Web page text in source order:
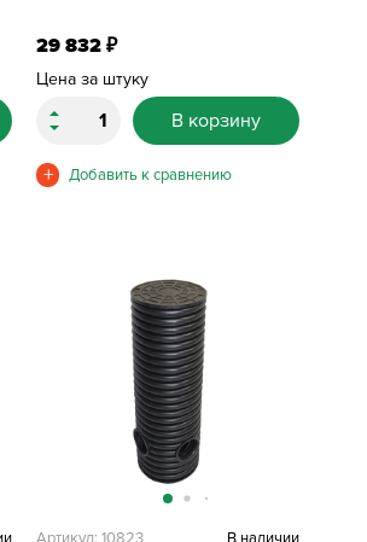
29 832₽
Цена за штуку
В корзину